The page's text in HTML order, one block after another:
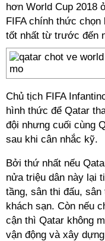
hơn World Cup 2018
FIFA chính thức
tốt nhất từ trước đến
Chủ tịch FIFA
hình thức để Qatar
đội nhưng cuối cùng
sau khi cân nhắc kỹ.
Bởi thứ nhất nếu
nửa triệu dân này lại
tầng, sân thi đấu,
khách sạn. Còn nếu
cận thì Qatar không
vận động và xây